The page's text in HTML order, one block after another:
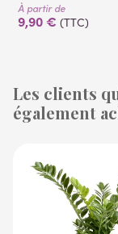
À partir de
9,90 € (TTC)
Les clients
également